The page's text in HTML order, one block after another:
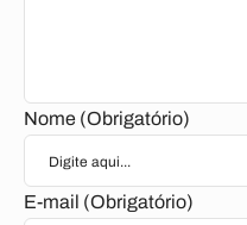
Nome (Obrigatório)
E-mail (Obrigatório)